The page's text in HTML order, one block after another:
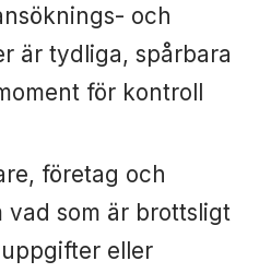
och
är tydliga, spårbara
för kontroll
företag och
vad som är brottsligt
eller